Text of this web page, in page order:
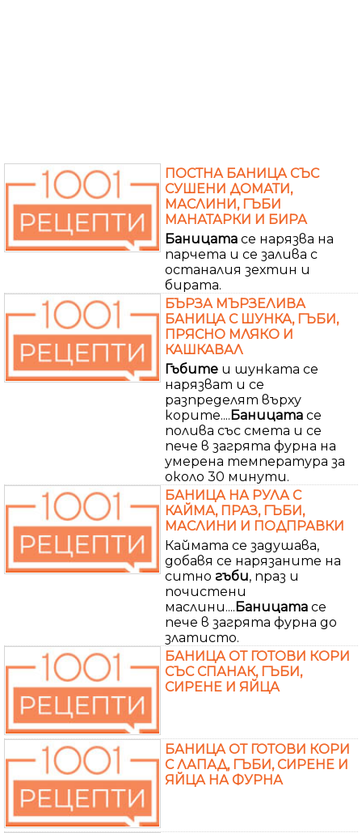
ПОСТНА БАНИЦА СЪС
СУШЕНИ ДОМАТИ,
МАСЛИНИ, ГЪБИ
МАНАТАРКИ И БИРА
Баницата се нарязва на
парчета и се залива с
останалия зехтин и
бирата.
БЪРЗА МЪРЗЕЛИВА
БАНИЦА С ШУНКА, ГЪБИ,
ПРЯСНО МЛЯКО И
КАШКАВАЛ
Гъбите и шунката се
нарязват и се
разпределят върху
корите....Баницата се
полива със смета и се
пече в загрята фурна на
умерена температура за
около 30 минути.
БАНИЦА НА РУЛА С
КАЙМА, ПРАЗ, ГЪБИ,
МАСЛИНИ И ПОДПРАВКИ
Каймата се задушава,
добавя се нарязаните на
ситно гъби, праз и
почистени
маслини....Баницата се
пече в загрята фурна до
златисто.
БАНИЦА ОТ ГОТОВИ КОРИ
СЪС СПАНАК, ГЪБИ,
СИРЕНЕ И ЯЙЦА
БАНИЦА ОТ ГОТОВИ КОРИ
С ЛАПАД, ГЪБИ, СИРЕНЕ И
ЯЙЦА НА ФУРНА